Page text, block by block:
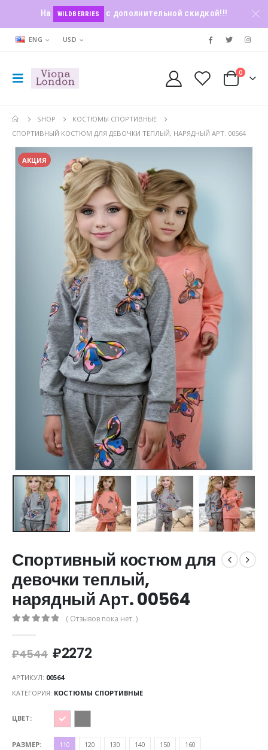
На WILDBERRIES с дополнительной скидкой!!!
ENG USD
0
SHOP
КОСТЮМЫ СПОРТИВНЫЕ
СПОРТИВНЫЙ КОСТЮМ ДЛЯ ДЕВОЧКИ ТЕПЛЫЙ, НАРЯДНЫЙ АРТ. 00564
АКЦИЯ
Спортивный костюм для
девочки теплый,
нарядный Арт. 00564
( Отзывов пока нет. )
₽4544 ₽2272
АРТИКУЛ: 00564
КАТЕГОРИЯ: КОСТЮМЫ СПОРТИВНЫЕ
ЦВЕТ
РАЗМЕР 110 120 130 140 150 160